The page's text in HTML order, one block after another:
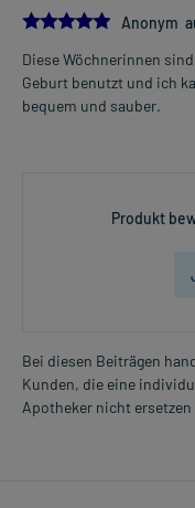
5.0Anonym
Diese Wöchnerinnen
Geburt benutzt und ich
bequem und sauber.
Produkt
Bei diesen Beiträgen
Kunden, die eine
Apotheker nicht ersetzen